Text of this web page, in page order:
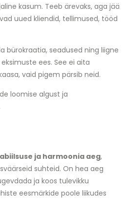
kasum. Teeb ärevaks, aga jää
uued kliendid, tellimused, tööd
bürokraatia, seadused ning liigne
ees. See ei aita
vaid pigem pärsib neid.
loomise algust ja
ja harmoonia aeg,
suhteid. On hea aeg
ja koos tulevikku
eesmärkide poole liikudes